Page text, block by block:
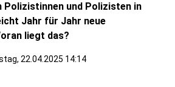
Polizistinnen und Polizisten in
Jahr für Jahr neue
liegt das?
22.04.2025 14:14